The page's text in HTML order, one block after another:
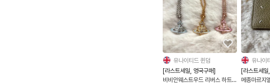
유나이티드 퀸덤
[라스트세일, 영국구매]
비비안웨스트우드 리버스 하트
유나이
[라스트세
메종마르지